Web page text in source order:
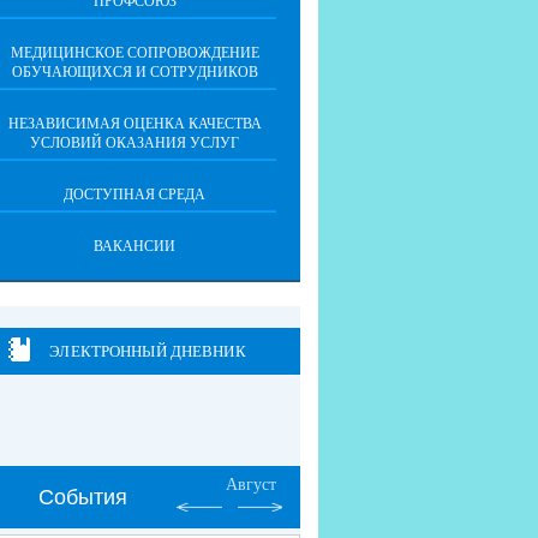
МЕДИЦИНСКОЕ СОПРОВОЖДЕНИЕ
ОБУЧАЮЩИХСЯ И СОТРУДНИКОВ
НЕЗАВИСИМАЯ ОЦЕНКА КАЧЕСТВА
УСЛОВИЙ ОКАЗАНИЯ УСЛУГ
ДОСТУПНАЯ СРЕДА
ВАКАНСИИ
ЭЛЕКТРОННЫЙ ДНЕВНИК
События
Август